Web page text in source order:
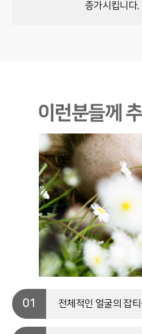
증가시킵니다.
이런분들께
01 전체적인 얼굴의 잡